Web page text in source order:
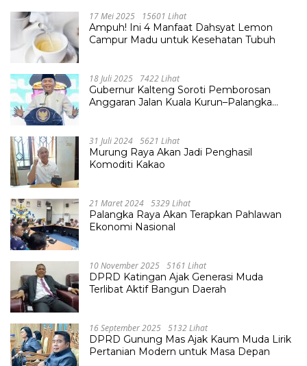
17 Mei 2025 15601 Lihat
Ampuh! Ini 4 Manfaat Dahsyat Lemon
Campur Madu untuk Kesehatan Tubuh
18 Juli 2025 7422 Lihat
Gubernur Kalteng Soroti Pemborosan
Anggaran Jalan Kuala Kurun–Palangka
31 Juli 2024 5621 Lihat
Murung Raya Akan Jadi Penghasil
Komoditi Kakao
21 Maret 2024 5329 Lihat
Palangka Raya Akan Terapkan Pahlawan
Ekonomi Nasional
10 November 2025 5161 Lihat
DPRD Katingan Ajak Generasi Muda
Terlibat Aktif Bangun Daerah
16 September 2025 5132 Lihat
DPRD Gunung Mas Ajak Kaum Muda Lirik
Pertanian Modern untuk Masa Depan